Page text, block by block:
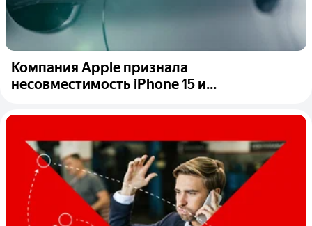
Компания Apple признала
несовместимость iPhone 15 и...